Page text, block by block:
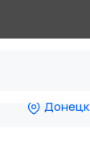
Донецк